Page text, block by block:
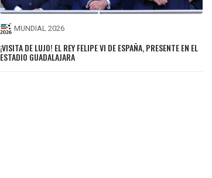
MUNDIAL 2026
¡VISITA DE LUJO! EL REY FELIPE VI DE ESPAÑA, PRESENTE EN EL
ESTADIO GUADALAJARA